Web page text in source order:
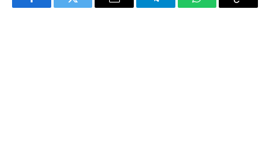
FacebookTwitter Email TelegramWhatsAppCopy